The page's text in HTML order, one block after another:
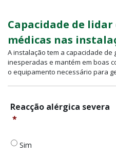
Capacidade de
médicas nas
A instalação tem a capacidade de
inesperadas e mantém em boas
o equipamento necessário para
Reacção
alérgica
Reacção alérgica severa
*
Sim